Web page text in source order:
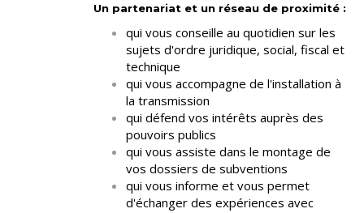
Un partenariat et un réseau de proximité :
qui vous conseille au quotidien sur les
sujets d'ordre juridique, social, fiscal et
technique
qui vous accompagne de l'installation à
la transmission
qui défend vos intérêts auprès des
pouvoirs publics
qui vous assiste dans le montage de
vos dossiers de subventions
qui vous informe et vous permet
d'échanger des expériences avec